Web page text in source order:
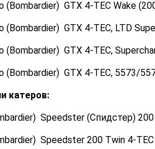
(Bombardier) GTX 4-TEC Wake
(Bombardier) GTX 4-TEC, LTD
(Bombardier) GTX 4-TEC,
(Bombardier) GTX 4-TEC, 5573/
катеров:
Speedster (Спидстер)
Speedster 200 Twin 4-